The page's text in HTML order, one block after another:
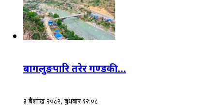
बागलुङपारि तरेर गण्डकी…
३ बैशाख २०८२, बुधबार १२:०८